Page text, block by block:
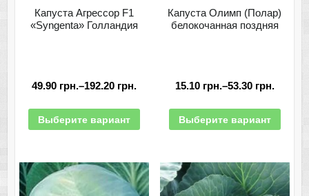
Капуста Агрессор F1
«Syngenta» Голландия
49.90 грн.–192.20 грн.
Выберите вариант
Капуста Олимп (Полар)
белокочанная поздняя
15.10 грн.–53.30 грн.
Выберите вариант